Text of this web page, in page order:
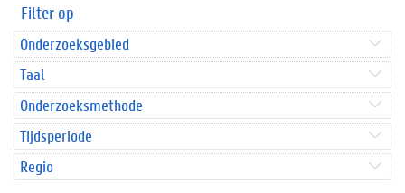
Filter op
Onderzoeksgebied
Taal
Onderzoeksmethode
Tijdsperiode
Regio